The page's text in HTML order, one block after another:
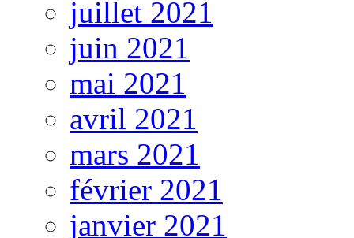
juillet 2021
juin 2021
mai 2021
avril 2021
mars 2021
février 2021
janvier 2021